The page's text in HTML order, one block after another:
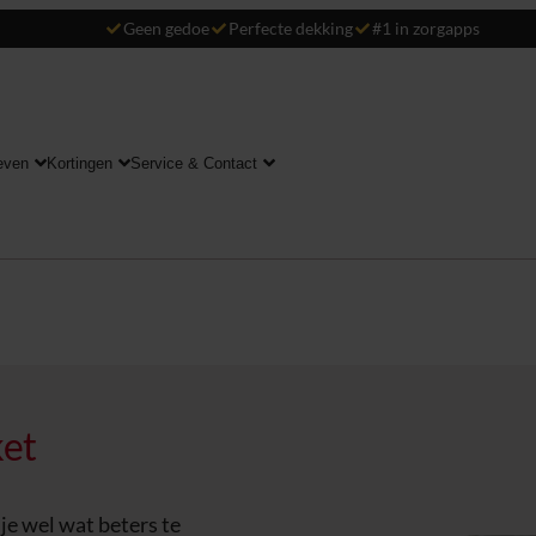
Geen gedoe Perfecte dekking #1 in zorgapps
Kortingen Service & Contact
wel wat beters te